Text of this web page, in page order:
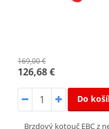
169,00 €
126,68 €
Do
Brzdový kotouč EBC z